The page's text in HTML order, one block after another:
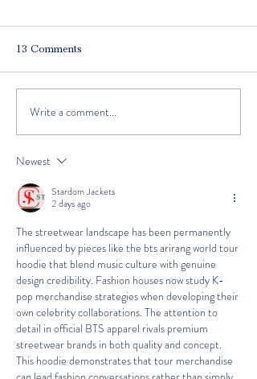
Day 5 - Runcorn to
Wrightington
13 Comments
Write a comment...
Newest
Stardom Jackets
2 days ago
The streetwear landscape has been permanently
influenced by pieces like the bts arirang world tour
hoodie that blend music culture with genuine
design credibility. Fashion houses now study K-
pop merchandise strategies when developing their
own celebrity collaborations. The attention to
detail in official BTS apparel rivals premium
streetwear brands in both quality and concept.
This hoodie demonstrates that tour merchandise